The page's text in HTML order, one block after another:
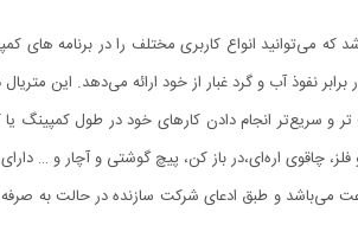
که می‌توانید انواع کاربری مختلف را در برنامه ‌های
تر و سریع‌تر انجام دادن کارهای خود در طول
و آچار و … دارای ابعاد 13×5×3 سانتی‌متری است، دارای وزن تقریبی 185 گرم